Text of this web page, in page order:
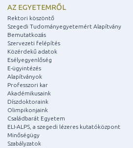
AZ EGYETEMRŐL
Rektori köszöntő
Szegedi Tudományegyetemért Alapítvány
Bemutatkozás
Szervezeti felépítés
Közérdekű adatok
Esélyegyenlőség
E-ügyintézés
Alapítványok
Professzori kar
Akadémikusaink
Díszdoktoraink
Olimpikonjaink
Családbarát Egyetem
ELI-ALPS, a szegedi lézeres kutatóközpont
Minőségügy
Szabályzatok